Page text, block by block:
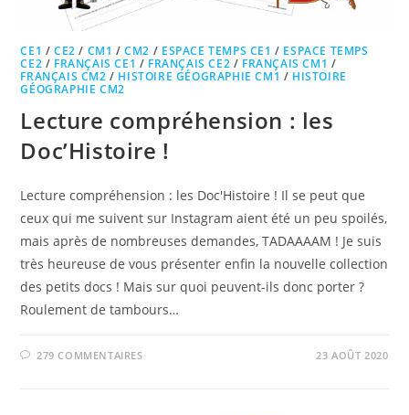
CE1 /CE2 / CM1 /CM2 / ESPACE TEMPS CE1 / ESPACE TEMPS
CE2 / FRANÇAIS CE1 / FRANÇAIS CE2 / FRANÇAIS CM1 /
FRANÇAIS CM2 / HISTOIRE GÉOGRAPHIE CM1 / HISTOIRE
GÉOGRAPHIE CM2
Lecture compréhension : les
Doc’Histoire !
Lecture compréhension : les Doc'Histoire ! Il se peut que
ceux qui me suivent sur Instagram aient été un peu spoilés,
mais après de nombreuses demandes, TADAAAAM ! Je suis
très heureuse de vous présenter enfin la nouvelle collection
des petits docs ! Mais sur quoi peuvent-ils donc porter ?
Roulement de tambours…
279 COMMENTAIRES 23 AOÛT 2020